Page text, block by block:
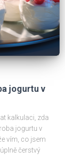
jogurtu v
kalkulaci, zda
jogurtu v
vím, co jsem
čerstvý